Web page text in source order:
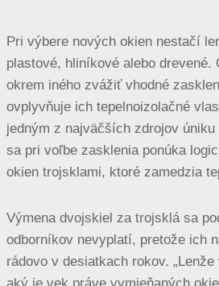
Pri výbere nových okien nestačí
plastové, hliníkové alebo drevené.
okrem iného zvážiť vhodné
ovplyvňuje ich tepelnoizolačné
jedným z najväčších zdrojov
sa pri voľbe zasklenia ponúka
okien trojsklami, ktoré zamedzia
Výmena dvojskiel za trojsklá sa
odborníkov nevyplatí, pretože ich
rádovo v desiatkach rokov.